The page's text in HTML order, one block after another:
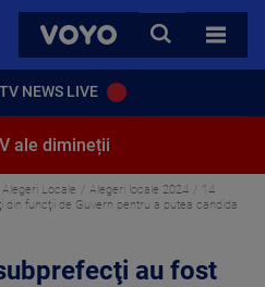
VOYO
CAUTA
TOATE
NEWS LIVE
ale dimineții
Alegeri Locale Alegeri locale 2024
14
funcţii de Guvern pentru a putea candida
au fost